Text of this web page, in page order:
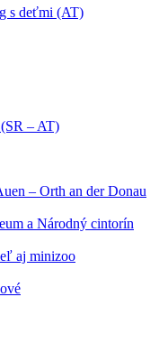
s deťmi (AT)
– AT)
– Orth an der Donau
a Národný cintorín
aj minizoo